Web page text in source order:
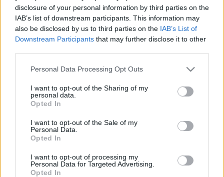
disclosure of your personal information by third parties on the
IAB’s list of downstream participants. This information may
also be disclosed by us to third parties on the IAB’s List of
Downstream Participants that may further disclose it to other
Please note that this website/app uses one or more Google
not limited to your visit or usage behaviour. You may click to
grant or deny consent to Google and its third-party tags to
use your data for below specified purposes in below Google
consent section.
Personal Data Processing Opt Outs
I want to opt-out of the Sharing of my
personal data.
Opted In
I want to opt-out of the Sale of my
Personal Data.
Opted In
I want to opt-out of processing my
Personal Data for Targeted Advertising.
Opted In
Felhasználónév
Jelszó
rám
Elfelejtette jelszavát?
Elfelejtette felhasználónevét?
Regisztráció
Bejelentkezés
faiskola.hu
Kertészeti, kerti termékek és szolgáltatások térképes
szaknévsora
MI A FAISKOLA.HU?